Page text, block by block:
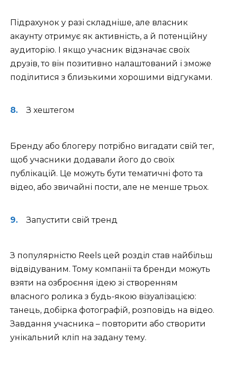
Підрахунок у разі складніше, але власник
акаунту отримує як активність, а й потенційну
аудиторію. І якщо учасник відзначає своїх
друзів, то він позитивно налаштований і зможе
поділитися з близькими хорошими відгуками.
З хештегом
Бренду або блогеру потрібно вигадати свій тег,
щоб учасники додавали його до своїх
публікацій. Це можуть бути тематичні фото та
відео, або звичайні пости, але не менше трьох.
Запустити свій тренд
З популярністю Reels цей розділ став найбільш
відвідуваним. Тому компанії та бренди можуть
взяти на озброєння ідею зі створенням
власного ролика з будь-якою візуалізацією:
танець, добірка фотографій, розповідь на відео.
Завдання учасника – повторити або створити
унікальний кліп на задану тему.